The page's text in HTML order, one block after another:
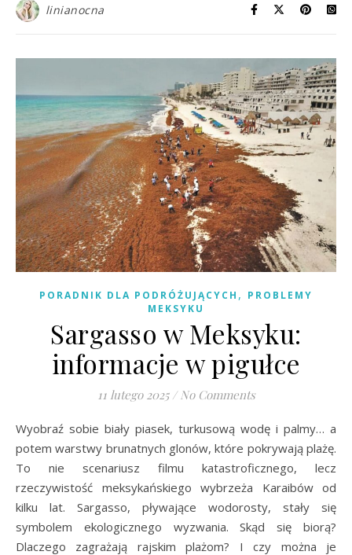
linianocna
PORADNIK DLA PODRÓŻUJĄCYCH , PROBLEMY
MEKSYKU
Sargasso w Meksyku:
informacje w pigułce
11 lutego 2025 / No Comments
Wyobraź sobie biały piasek, turkusową wodę i palmy… a
potem warstwy brunatnych glonów, które pokrywają plażę.
To nie scenariusz filmu katastroficznego, lecz
rzeczywistość meksykańskiego wybrzeża Karaibów od
kilku lat. Sargasso, pływające wodorosty, stały się
symbolem ekologicznego wyzwania. Skąd się biorą?
Dlaczego zagrażają rajskim plażom? I czy można je